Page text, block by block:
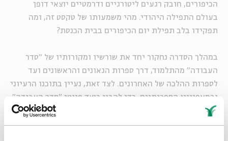
הכיפורים, חובק רגעים ליטורגיים ודרמטיים יוצאי דופן
בעולם התפילה היהודי. מהי משמעותו של טקסט זה, ומה
תפקידו בלב תפילת יום הכיפורים בבית הכנסת?
במהלך הסדרה נחקור יחד את שורשיו ומקורותיו של "סדר
העבודה" מהתלמוד, דרך ספרות הגאונים והראשונים ועד
לספרות ההלכה של האחרונים. לצד זאת, נעיין בתוכנו הרעיוני
ובמאפייניו הספרותיים, כדי להבין כיצד פיוטי "סדר העבודה"
מעוצבים כדי לממש את התכלית הערכית והדתית של יום
הכיפורים.